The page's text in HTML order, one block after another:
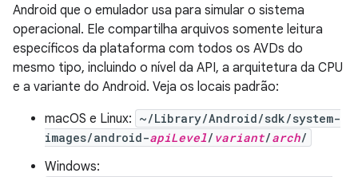
Android que o emulador usa para simular o sistema
operacional. Ele compartilha arquivos somente leitura
específicos da plataforma com todos os AVDs do
mesmo tipo, incluindo o nível da API, a arquitetura da CPU
e a variante do Android. Veja os locais padrão:
macOS e Linux: ~/Library/Android/sdk/system-
images/android-apiLevel/ variant/arch/
Windows: